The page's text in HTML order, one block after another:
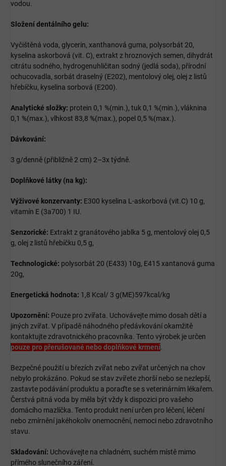
vodou.
Složení dentálního gelu:
Vyčištěná voda, glycerin, xanthanová guma, polysorbát 20,
kyselina askorbová (vit. C), extrakt z hroznových semen, dihydrát
citrátu sodného, hydrogenuhličitan sodný (jedlá soda), přírodní
ochucovadla, sorbát draselný (E202), mentolový olej, olej z listů
hřebíčku, kyselina sorbová (E200).
Analytické složky: protein 0,1 %(min.), tuk 0,1 %(min.), vláknina
0,1 %(max.), vlhkost 83,8 %(max.), popel 0,5 %(max.).
Dávkování:
3 g/denně (přibližně 2 cm) 2–3x týdně.
Doplňkové látky (na kg):
Výživové konzervanty: E300 kyselina L-askorbová (vit.C) 10 g,
vitamín E (3a700) 1 IU.
Senzorické: Extrakt z granátového jablka 5 g, mentolový olej 0,5
g, olej z listů hřebíčku 0,5 g,
Technologické: polysorbát 20 (E433) 10g, E415 xantanová guma
20g,
Energetická hodnota: 1,8 Kcal/ 3 g(ME)597kcal/kg
Upozornění: Pouze pro zvířata. Uchovávejte mimo dosah dětí a
jiných zvířat. V případě náhodného předávkování okamžitě
kontaktujte zdravotnického pracovníka. Tento výrobek je určen
pouze pro přerušované nebo doplňkové krmení.
Bezpečné použití u březích zvířat nebo zvířat určených na chov
nebylo prokázáno. Pokud se stav zvířete zhorší nebo se nezlepší,
zastavte podávání produktu a poraďte se s veterinárním lékařem.
Čerstvá pitná voda by měla být vždy k dispozici pro vašeho
domácího mazlíčka. Tento produkt není určen pro léčení, léčení
nebo zmírnění jakéhokoliv onemocnění, nemoci nebo zdravotního
stavu.
Skladování: Uchovávejte na chladném, suchém místě mimo
přímého slunečního záření.